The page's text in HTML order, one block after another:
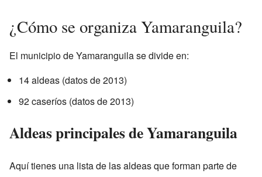
¿Cómo se organiza Yamaranguila?
El municipio de Yamaranguila se divide en:
14 aldeas (datos de 2013)
92 caseríos (datos de 2013)
Aldeas principales de Yamaranguila
Aquí tienes una lista de las aldeas que forman parte de